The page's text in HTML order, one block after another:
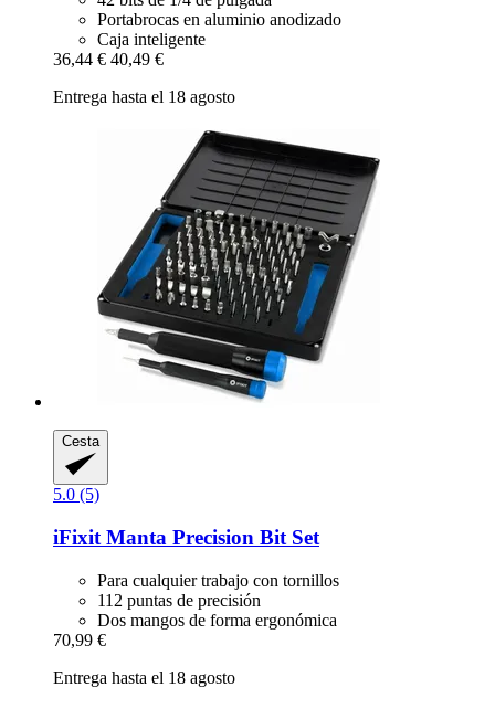
Portabrocas en aluminio anodizado
Caja inteligente
36,44 € 40,49 €
Entrega hasta el 18 agosto
Cesta
5.0 (5)
iFixit Manta Precision Bit Set
Para cualquier trabajo con tornillos
112 puntas de precisión
Dos mangos de forma ergonómica
70,99 €
Entrega hasta el 18 agosto